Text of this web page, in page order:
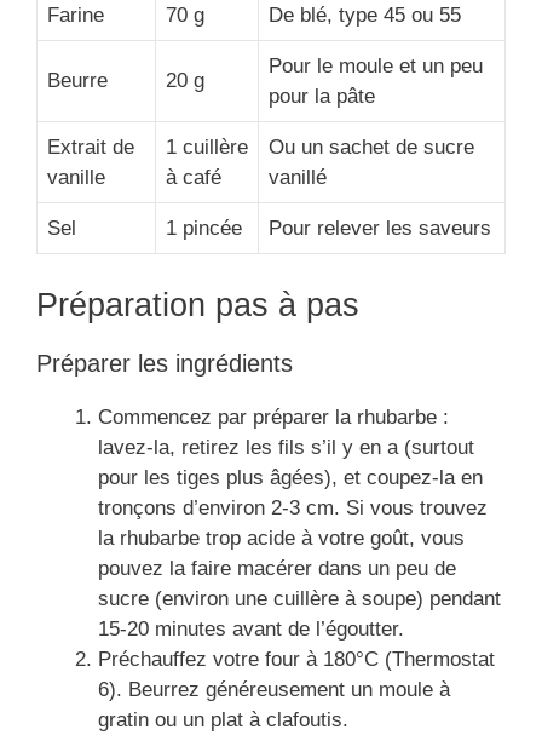
Farine 70 g De blé, type 45 ou 55
Beurre 20 g
Pour le moule et un peu
pour la pâte
Extrait de
vanille
1 cuillère
à café
Ou un sachet de sucre
vanillé
Sel 1 pincée Pour relever les saveurs
Préparation pas à pas
Préparer les ingrédients
Commencez par préparer la rhubarbe :
lavez-la, retirez les fils s’il y en a (surtout
pour les tiges plus âgées), et coupez-la en
tronçons d’environ 2-3 cm. Si vous trouvez
la rhubarbe trop acide à votre goût, vous
pouvez la faire macérer dans un peu de
sucre (environ une cuillère à soupe) pendant
15-20 minutes avant de l’égoutter.
Préchauffez votre four à 180°C (Thermostat
6). Beurrez généreusement un moule à
gratin ou un plat à clafoutis.